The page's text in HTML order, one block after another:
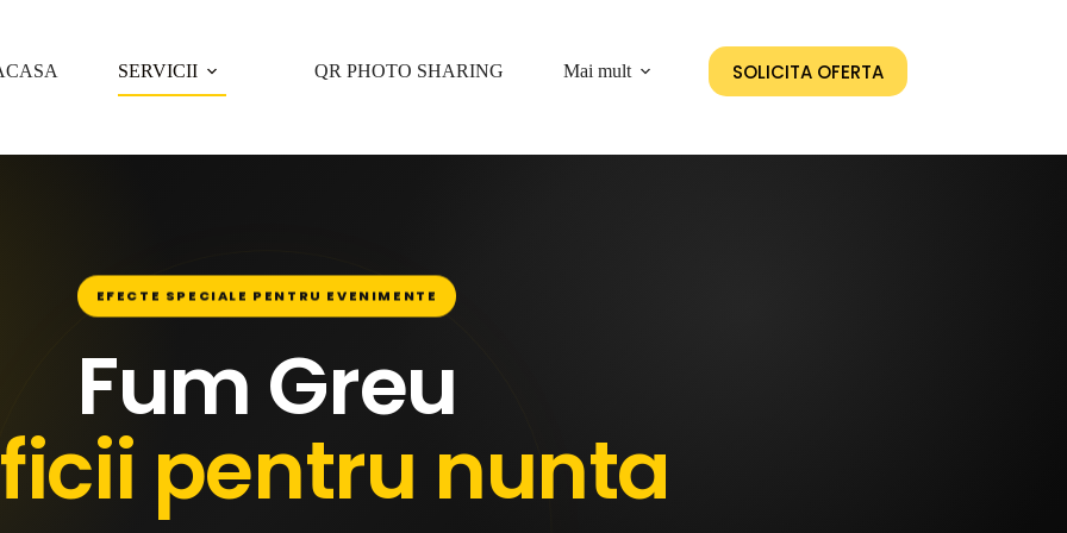
SERVICII QR PHOTO SHARING Mai mult SOLICITA OFERTA
EFECTE SPECIALE PENTRU EVENIMENTE
Fum Greu
pentru nunta